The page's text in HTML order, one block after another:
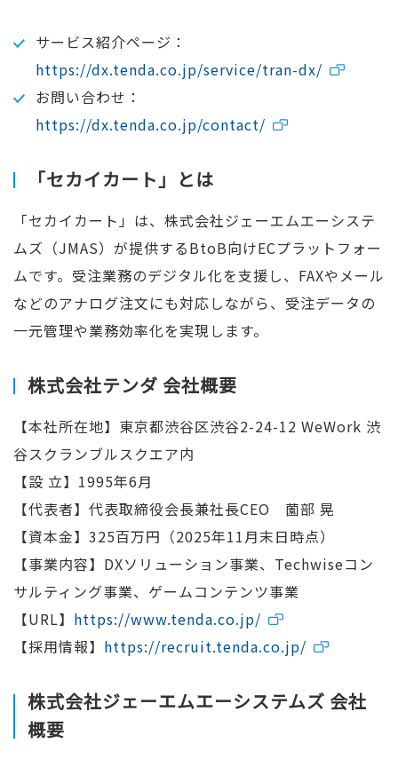
サービス紹介ページ：
https://dx.tenda.co.jp/service/tran-dx/
お問い合わせ：
https://dx.tenda.co.jp/contact/
「セカイカート」とは
「セカイカート」は、株式会社ジェーエムエーシステ
ムズ（JMAS）が提供するBtoB向けECプラットフォー
ムです。受注業務のデジタル化を支援し、FAXやメール
などのアナログ注文にも対応しながら、受注データの
一元管理や業務効率化を実現します。
株式会社テンダ 会社概要
【本社所在地】東京都渋谷区渋谷2-24-12 WeWork 渋
谷スクランブルスクエア内
【設 立】1995年6月
【代表者】代表取締役会長兼社長CEO 薗部 晃
【資本金】325百万円（2025年11月末日時点）
【事業内容】DXソリューション事業、Techwiseコン
サルティング事業、ゲームコンテンツ事業
【URL】 https://www.tenda.co.jp/
【採用情報】 https://recruit.tenda.co.jp/
株式会社ジェーエムエーシステムズ 会社
概要